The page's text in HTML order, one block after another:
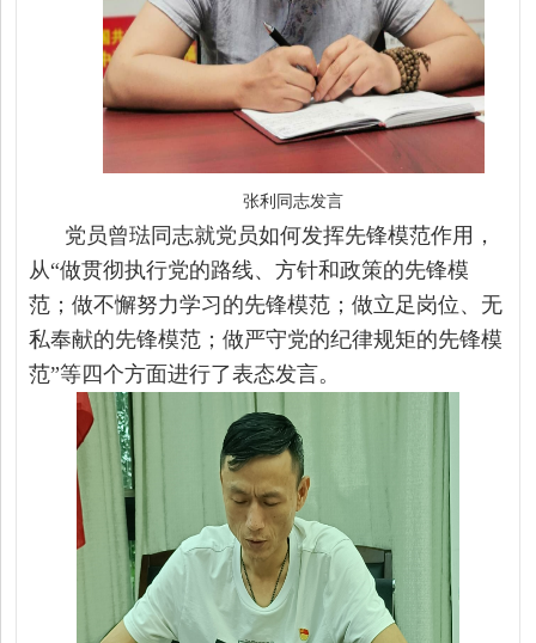
张利同志发言
党员曾琺 同志就党员如何发挥先锋模范作用，
从“做贯彻执行党的路线、方针和政策的先锋模
范；做不懈努力学习的先锋模范；做立足岗位、无
私奉献的先锋模范；做严守党的纪律规矩的先锋模
范”等四个方面进行了表态发言。